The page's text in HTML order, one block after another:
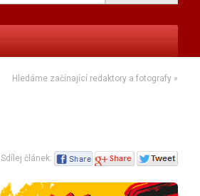
Hledáme začínající redaktory a fotografy »
Sdílej článek: